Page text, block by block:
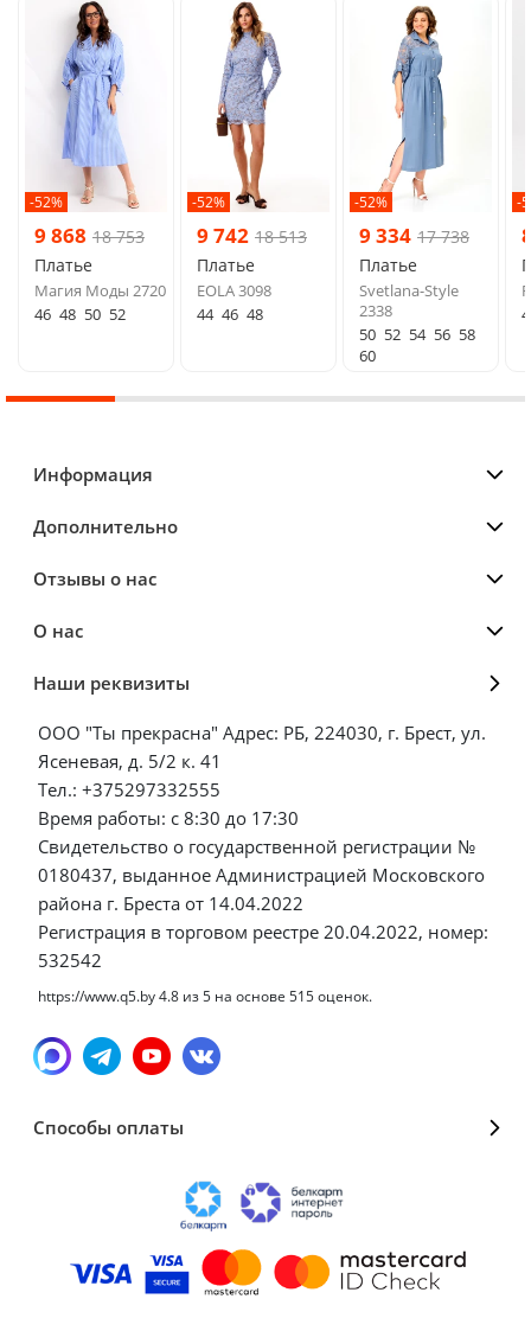
-52%
9 868 18 753
Платье
Магия Моды 2720
46 48 50 52
-52%
9 742 18 513
Платье
EOLA 3098
44 46 48
-52%
9 334 17 738
Платье
Svetlana-Style
2338
50 52 54 56 58
60
-
Информация
Дополнительно
Отзывы о нас
О нас
Наши реквизиты
ООО "Ты прекрасна" Адрес: РБ, 224030, г. Брест, ул.
Ясеневая, д. 5/2 к. 41
Тел.: +375297332555
Время работы: с 8:30 до 17:30
Свидетельство о государственной регистрации №
0180437, выданное Администрацией Московского
района г. Бреста от 14.04.2022
Регистрация в торговом реестре 20.04.2022, номер:
532542
https://www.q5.by4.8 из5 на основе 515оценок.
Способы оплаты